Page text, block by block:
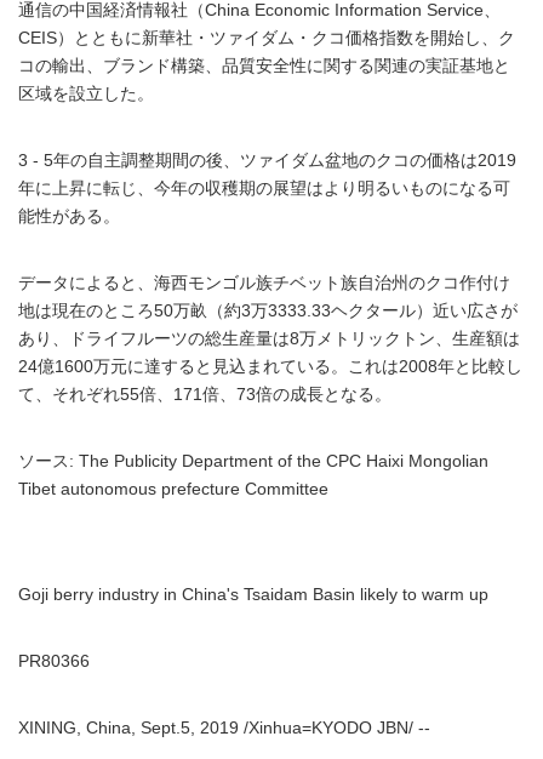
通信の中国経済情報社（China Economic Information Service、
CEIS）とともに新華社・ツァイダム・クコ価格指数を開始し、ク
コの輸出、ブランド構築、品質安全性に関する関連の実証基地と
区域を設立した。
3 - 5年の自主調整期間の後、ツァイダム盆地のクコの価格は2019
年に上昇に転じ、今年の収穫期の展望はより明るいものになる可
能性がある。
データによると、海西モンゴル族チベット族自治州のクコ作付け
地は現在のところ50万畝（約3万3333.33ヘクタール）近い広さが
あり、ドライフルーツの総生産量は8万メトリックトン、生産額は
24億1600万元に達すると見込まれている。これは2008年と比較し
て、それぞれ55倍、171倍、73倍の成長となる。
ソース: The Publicity Department of the CPC Haixi Mongolian
Tibet autonomous prefecture Committee
Goji berry industry in China's Tsaidam Basin likely to warm up
PR80366
XINING, China, Sept.5, 2019 /Xinhua=KYODO JBN/ --